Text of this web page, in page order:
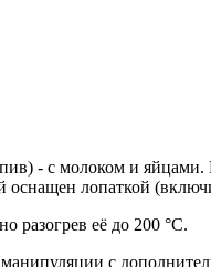
- с молоком и
лопаткой
разогрев её до 200 °С.
с